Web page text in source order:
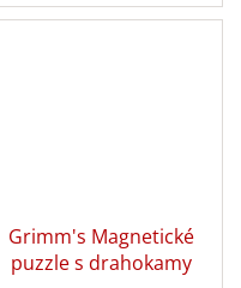
propojují obrázek, slovo a
Grimm's Magnetické
puzzle s drahokamy